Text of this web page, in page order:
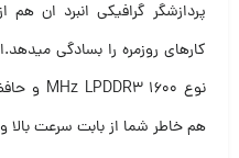
هم خاطر شما از بابت سرعت